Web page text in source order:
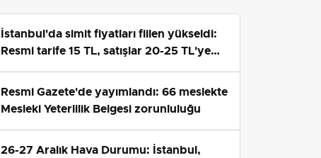
İstanbul'da simit fiyatları fiilen yükseldi:
Resmi tarife 15 TL, satışlar 20-25 TL'ye
Resmi Gazete'de yayımlandı: 66 meslekte
Mesleki Yeterlilik Belgesi zorunluluğu
26-27 Aralık Hava Durumu: İstanbul,